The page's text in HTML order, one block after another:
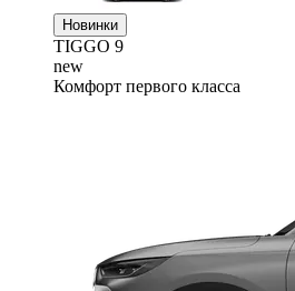
Новинки
TIGGO 9
new
Комфорт первого класса